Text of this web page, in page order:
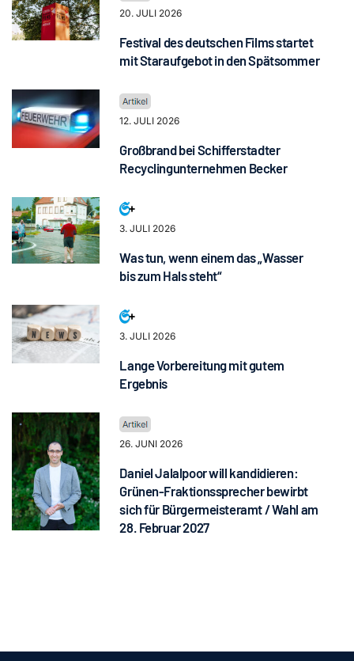
20. JULI 2026
Festival des deutschen Films startet
mit Staraufgebot in den Spätsommer
12. JULI 2026
Großbrand bei Schifferstadter
Recyclingunternehmen Becker
3. JULI 2026
Was tun, wenn einem das „Wasser
bis zum Hals steht“
3. JULI 2026
Lange Vorbereitung mit gutem
Ergebnis
26. JUNI 2026
Daniel Jalalpoor will kandidieren:
Grünen-Fraktionssprecher bewirbt
sich für Bürgermeisteramt / Wahl am
28. Februar 2027